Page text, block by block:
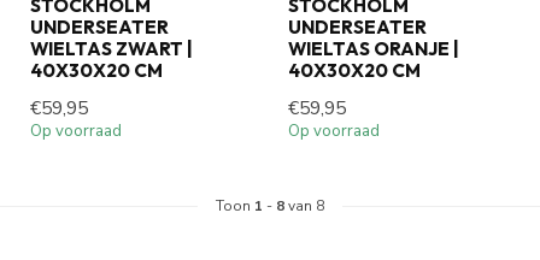
STOCKHOLM
UNDERSEATER
WIELTAS ZWART |
40X30X20 CM
€59,95
Op voorraad
STOCKHOLM
UNDERSEATER
WIELTAS ORANJE |
40X30X20 CM
€59,95
Op voorraad
Toon 1 - 8van 8